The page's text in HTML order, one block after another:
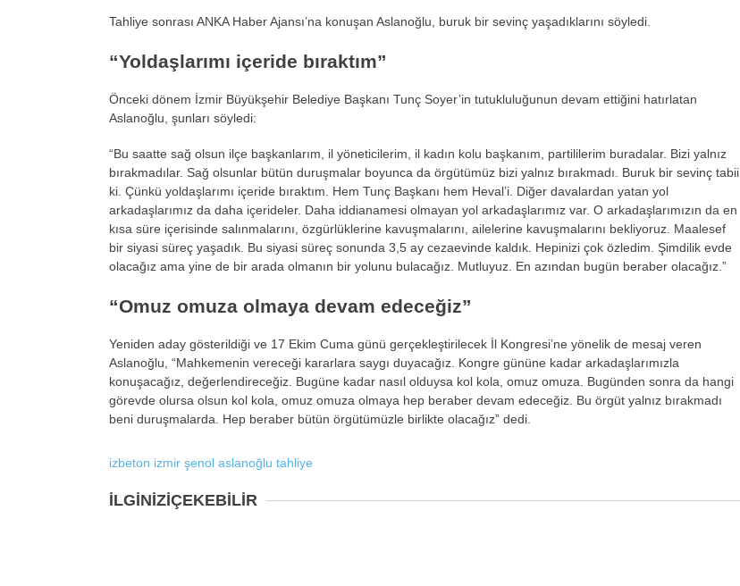
Tahliye sonrası ANKA Haber Ajansı’na konuşan Aslanoğlu, buruk bir sevinç yaşadıklarını söyledi.
“Yoldaşlarımı içeride bıraktım”
Önceki dönem İzmir Büyükşehir Belediye Başkanı Tunç Soyer’in tutukluluğunun devam ettiğini hatırlatan
Aslanoğlu, şunları söyledi:
“Bu saatte sağ olsun ilçe başkanlarım, il yöneticilerim, il kadın kolu başkanım, partililerim buradalar. Bizi yalnız
bırakmadılar. Sağ olsunlar bütün duruşmalar boyunca da örgütümüz bizi yalnız bırakmadı. Buruk bir sevinç tabii
ki. Çünkü yoldaşlarımı içeride bıraktım. Hem Tunç Başkanı hem Heval’i. Diğer davalardan yatan yol
arkadaşlarımız da daha içerideler. Daha iddianamesi olmayan yol arkadaşlarımız var. O arkadaşlarımızın da en
kısa süre içerisinde salınmalarını, özgürlüklerine kavuşmalarını, ailelerine kavuşmalarını bekliyoruz. Maalesef
bir siyasi süreç yaşadık. Bu siyasi süreç sonunda 3,5 ay cezaevinde kaldık. Hepinizi çok özledim. Şimdilik evde
olacağız ama yine de bir arada olmanın bir yolunu bulacağız. Mutluyuz. En azından bugün beraber olacağız.”
“Omuz omuza olmaya devam edeceğiz”
Yeniden aday gösterildiği ve 17 Ekim Cuma günü gerçekleştirilecek İl Kongresi’ne yönelik de mesaj veren
Aslanoğlu, “Mahkemenin vereceği kararlara saygı duyacağız. Kongre gününe kadar arkadaşlarımızla
konuşacağız, değerlendireceğiz. Bugüne kadar nasıl olduysa kol kola, omuz omuza. Bugünden sonra da hangi
görevde olursa olsun kol kola, omuz omuza olmaya hep beraber devam edeceğiz. Bu örgüt yalnız bırakmadı
beni duruşmalarda. Hep beraber bütün örgütümüzle birlikte olacağız” dedi.
izbeton izmir şenol aslanoğlu tahliye
İLGİNİZİÇEKEBİLİR